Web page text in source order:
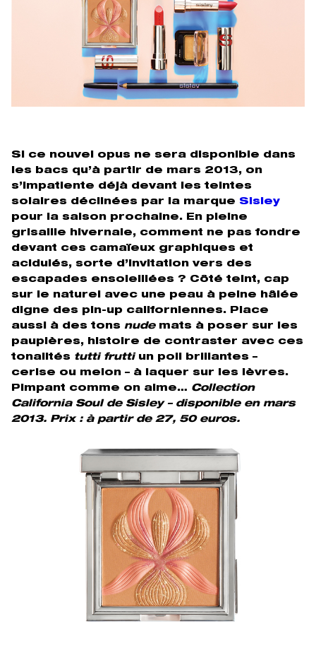
Si ce nouvel opus ne sera disponible dans
les bacs qu’à partir de mars 2013, on
s’impatiente déjà devant les teintes
solaires déclinées par la marque Sisley
pour la saison prochaine. En pleine
grisaille hivernale, comment ne pas fondre
devant ces camaïeux graphiques et
acidulés, sorte d’invitation vers des
escapades ensoleillées ? Côté teint, cap
sur le naturel avec une peau à peine hâlée
digne des pin-up californiennes. Place
aussi à des tons nudemats à poser sur les
paupières, histoire de contraster avec ces
tonalités tutti fruttiun poil brillantes –
cerise ou melon – à laquer sur les lèvres.
Pimpant comme on aime… Collection
California Soul de Sisley – disponible en mars
2013. Prix : à partir de 27, 50 euros.